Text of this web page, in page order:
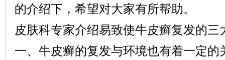
的介绍下，希望对大家有所帮助。
皮肤科专家介绍易致使牛皮癣复发的三
一、牛皮癣的复发与环境也有着一定的